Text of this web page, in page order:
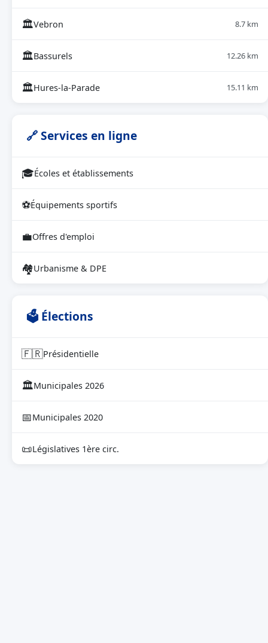
🏛Vebron 8.7 km
🏛Bassurels 12.26 km
🏛Hures-la-Parade 15.11 km
🔗 Services en ligne
🎓Écoles et établissements
⚽Équipements sportifs
💼Offres d'emploi
🏘Urbanisme & DPE
🗳 Élections
🇫🇷Présidentielle
🏛Municipales 2026
📅Municipales 2020
📜Législatives 1ère circ.